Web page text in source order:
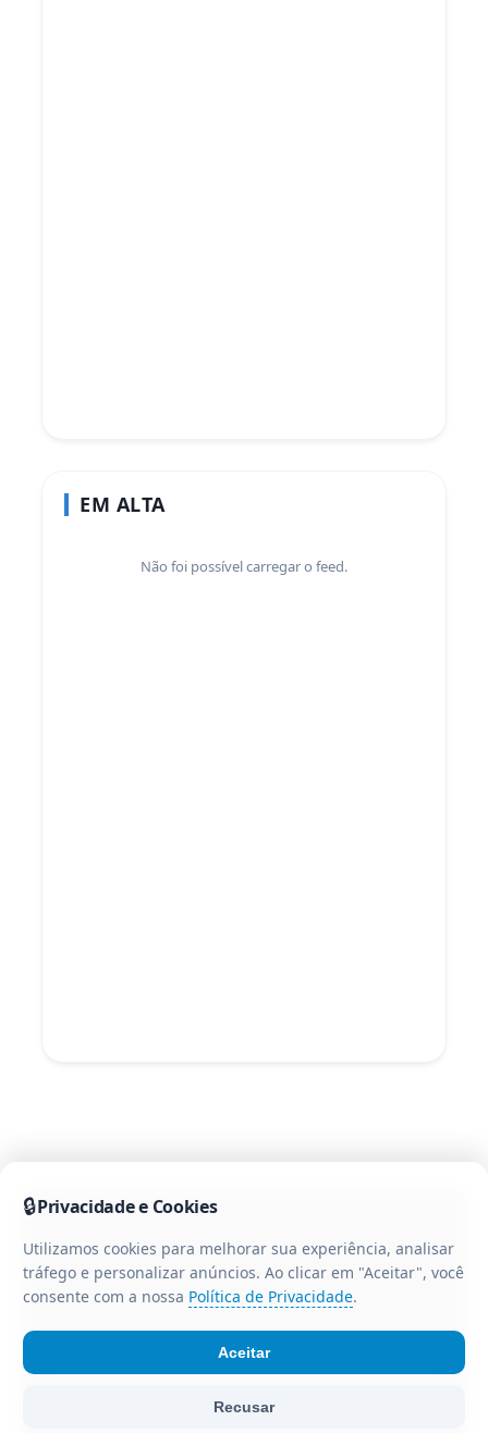
EM ALTA
Não foi possível carregar o feed.
notícias da região centro-oeste do Paraná.
🔒Privacidade e Cookies
Utilizamos cookies para melhorar sua experiência, analisar
tráfego e personalizar anúncios. Ao clicar em "Aceitar", você
consente com a nossa Política de Privacidade.
Recusar
Aceitar